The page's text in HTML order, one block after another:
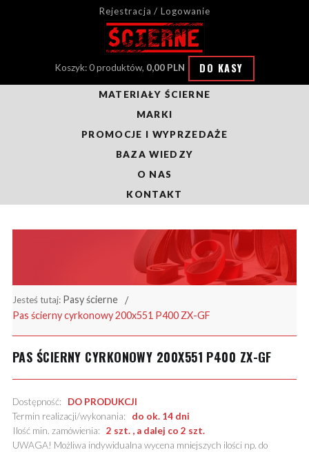
Rejestracja / Logowanie
Koszyk: 0 produktów, 0,00 PLN DO KASY
MATERIAŁY ŚCIERNE
MARKI
PROMOCJE I WYPRZEDAŻE
BAZA WIEDZY
O NAS
KONTAKT
Jesteś tutaj: Pasy ścierne
Pas ścierny cyrkonowy 200x551 P400 ZX-GF
PAS ŚCIERNY CYRKONOWY 200X551 P400 ZX-GF
Dostępność: DO PRODUKCJI
Termin realizacji/wykonania: do ok. 14 dni
Ilość min. zamówienia: 2 szt. , a dalej co 2 szt.
UWAGA! Możliwa indywidualna wycena mniejszych ilości np. do